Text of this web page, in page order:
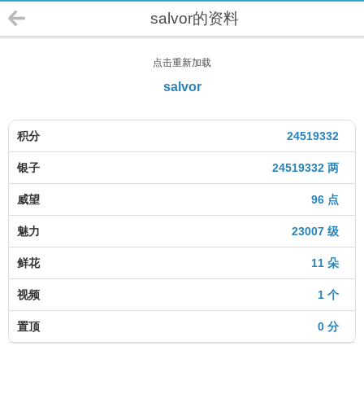
salvor的资料
点击重新加载
salvor
24519332
积分
24519332 两
银子
96 点
威望
23007 级
魅力
11 朵
鲜花
1 个
视频
0 分
置顶